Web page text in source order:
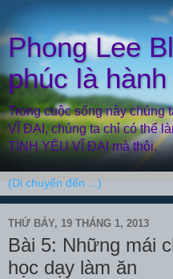
Phong Lee
phúc là
Trong cuộc sống này chúng
VĨ ĐẠI, chúng ta chỉ có thể
TÌNH YÊU VĨ ĐẠI mà thôi.
THỨ BẢY, 19 THÁNG 1, 2013
Bài 5: Những mái
học dạy làm ăn